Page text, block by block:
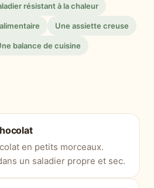
résistant à la chaleur
Une assiette creuse
balance de cuisine
en petits morceaux.
un saladier propre et sec.